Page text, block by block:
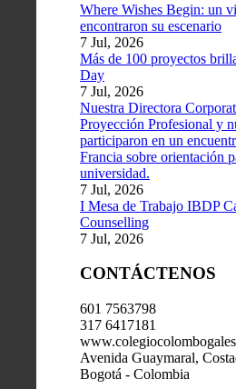
Where Wishes Begin: un
encontraron su escenario
7 Jul, 2026
Más de 100 proyectos
Day
7 Jul, 2026
Nuestra Directora
Proyección Profesional y
participaron en un
Francia sobre orientación
universidad.
7 Jul, 2026
I Mesa de Trabajo IBDP
Counselling
7 Jul, 2026
CONTÁCTENOS
601 7563798
317 6417181
Avenida Guaymaral,
Bogotá - Colombia